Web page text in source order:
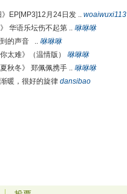
EP[MP3]12月24日发 .. woaiwuxi113
华语乐坛伤不起第 .. 咻咻咻
的声音 .. 咻咻咻
太难》（温情版）
咻咻咻
秋冬》 郑佩佩携手 .. 咻咻咻
暖，很好的旋律 dansibao